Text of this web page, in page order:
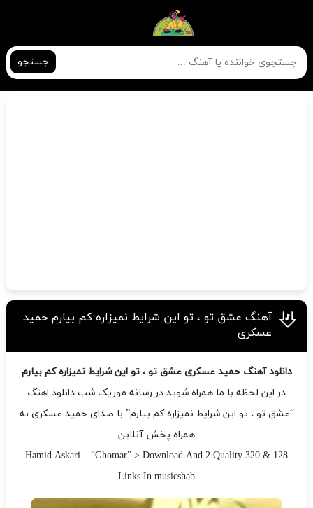
جستجو
آهنگ عشق تو ، تو این شرایط نمیزاره کم بیارم حمید
عسکری
دانلود آهنگ حمید عسکری عشق تو ، تو این شرایط نمیزاره کم بیارم
در این لحظه با ما همراه شوید در رسانه موزیک شب دانلود اهنگ
“عشق تو ، تو این شرایط نمیزاره کم بیارم” با صدای حمید عسکری به
همراه پخش آنلاین
Hamid Askari – “Ghomar” > Download And 2 Quality 320 & 128
Links In musicshab